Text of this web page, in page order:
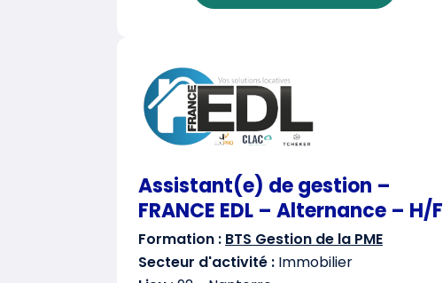
Assistant(e) de gestion –
FRANCE EDL – Alternance – H/F
Formation : BTS Gestion de la PME
Secteur d'activité : Immobilier